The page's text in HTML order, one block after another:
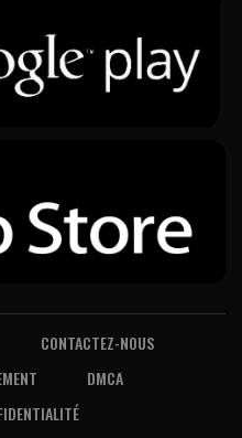
CONTACTEZ-NOUS
DMCA